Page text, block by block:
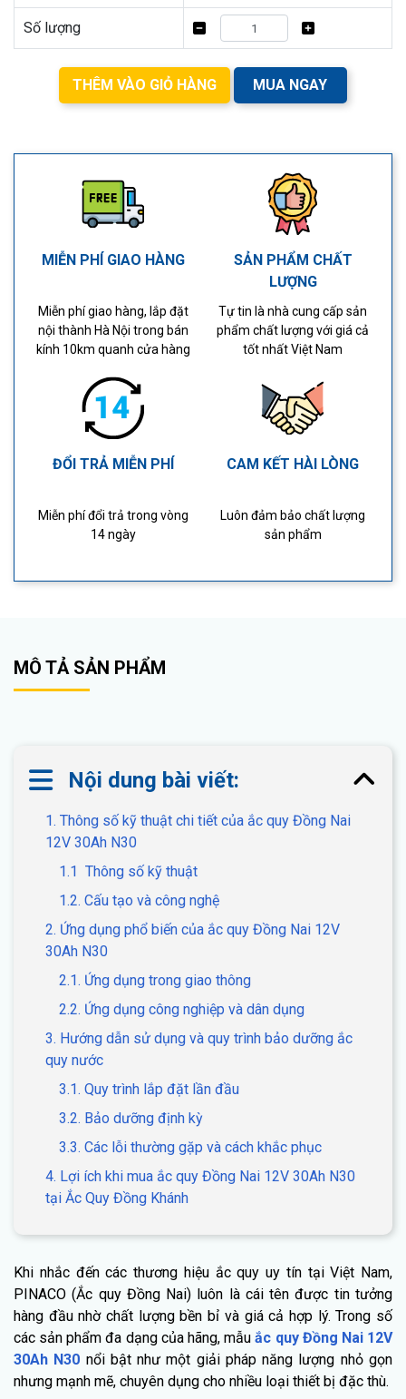
Số lượng
THÊM VÀO GIỎ HÀNG MUA NGAY
MIỄN PHÍ GIAO HÀNG
Miễn phí giao hàng, lắp đặt
nội thành Hà Nội trong bán
kính 10km quanh cửa hàng
SẢN PHẨM CHẤT
LƯỢNG
Tự tin là nhà cung cấp sản
phẩm chất lượng với giá cả
tốt nhất Việt Nam
ĐỔI TRẢ MIỄN PHÍ
Miễn phí đổi trả trong vòng
14 ngày
CAM KẾT HÀI LÒNG
Luôn đảm bảo chất lượng
sản phẩm
MÔ TẢ SẢN PHẨM
Nội dung bài viết:
1. Thông số kỹ thuật chi tiết của ắc quy Đồng Nai
12V 30Ah N30
1.1 Thông số kỹ thuật
1.2. Cấu tạo và công nghệ
2. Ứng dụng phổ biến của ắc quy Đồng Nai 12V
30Ah N30
2.1. Ứng dụng trong giao thông
2.2. Ứng dụng công nghiệp và dân dụng
3. Hướng dẫn sử dụng và quy trình bảo dưỡng ắc
quy nước
3.1. Quy trình lắp đặt lần đầu
3.2. Bảo dưỡng định kỳ
3.3. Các lỗi thường gặp và cách khắc phục
4. Lợi ích khi mua ắc quy Đồng Nai 12V 30Ah N30
tại Ắc Quy Đồng Khánh
Khi nhắc đến các thương hiệu ắc quy uy tín tại Việt Nam,
PINACO (Ắc quy Đồng Nai) luôn là cái tên được tin tưởng
hàng đầu nhờ chất lượng bền bỉ và giá cả hợp lý. Trong số
các sản phẩm đa dạng của hãng, mẫuắc quy Đồng Nai 12V
30Ah N30 nổi bật như một giải pháp năng lượng nhỏ gọn
nhưng mạnh mẽ, chuyên dụng cho nhiều loại thiết bị đặc thù.